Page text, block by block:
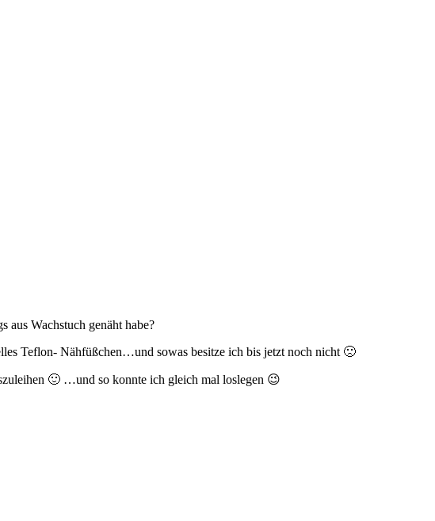
aus Wachstuch genäht habe?
Teflon- Nähfüßchen…und sowas besitze ich bis jetzt noch nicht 🙁
🙂 …und so konnte ich gleich mal loslegen 😉